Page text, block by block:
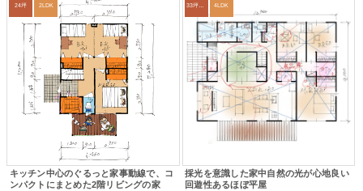
24坪 2LDK
キッチン中心のぐるっと家事動線で、コ
ンパクトにまとめた2階リビングの家
33坪～36坪 4LDK
採光を意識した家中自然の光が心地良い
回遊性あるほぼ平屋